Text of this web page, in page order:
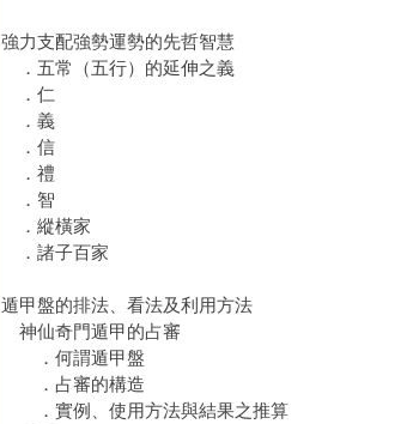
強力支配強勢運勢的先哲智慧
．五常（五行）的延伸之義
．仁
．義
．信
．禮
．智
．縱橫家
．諸子百家
遁甲盤的排法、看法及利用方法
神仙奇門遁甲的占審
．何謂遁甲盤
．占審的構造
．實例、使用方法與結果之推算